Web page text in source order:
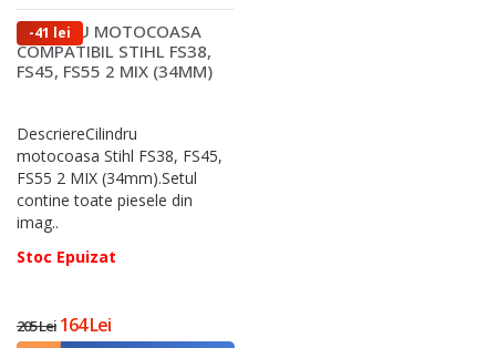
-41 lei
CILINDRU MOTOCOASA
COMPATIBIL STIHL FS38,
FS45, FS55 2 MIX (34MM)
DescriereCilindru
motocoasa Stihl FS38, FS45,
FS55 2 MIX (34mm).Setul
contine toate piesele din
imag..
Stoc Epuizat
205 Lei 164 Lei